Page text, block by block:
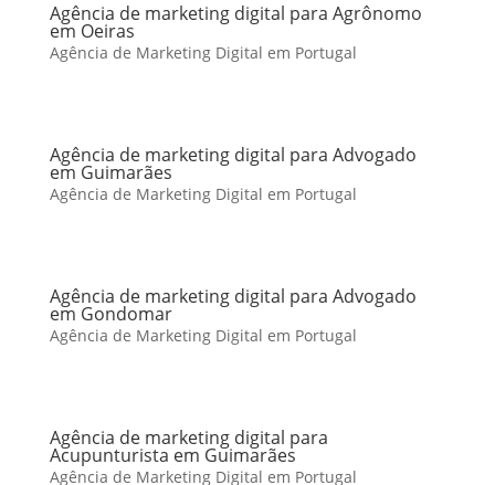
Agência de marketing digital para Agrônomo
em Oeiras
Agência de Marketing Digital em Portugal
Agência de marketing digital para Advogado
em Guimarães
Agência de Marketing Digital em Portugal
Agência de marketing digital para Advogado
em Gondomar
Agência de Marketing Digital em Portugal
Agência de marketing digital para
Acupunturista em Guimarães
Agência de Marketing Digital em Portugal